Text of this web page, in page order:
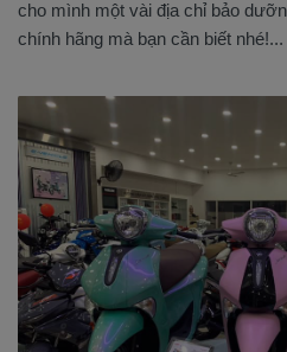
cho mình một vài địa chỉ bảo
chính hãng mà bạn cần biết nhé!...